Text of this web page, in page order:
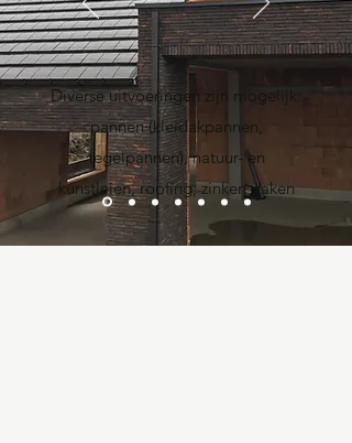
Diverse uitvoeringen zijn mogelijk:
pannen (kleidakpannen,
tegelpannen), natuur- en
kunstleien, roofing, zinken daken